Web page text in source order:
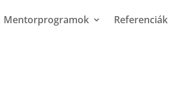
Mentorprogramok
Referenciák